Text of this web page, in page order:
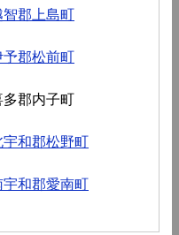
智郡上島町
予郡松前町
多郡内子町
宇和郡松野町
宇和郡愛南町